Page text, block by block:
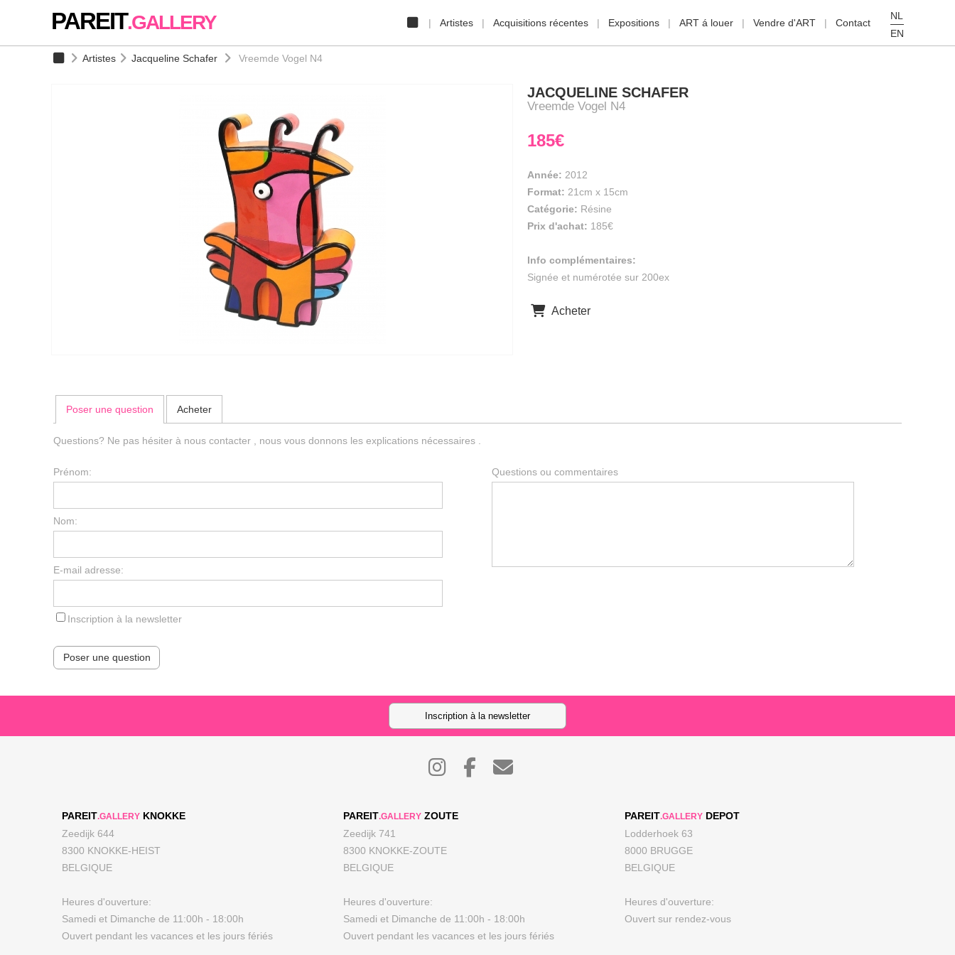
NL
EN
Artistes Acquisitions récentes Expositions ART á louer Vendre d'ART Contact
PAREIT.GALLERY
Artistes Jacqueline Schafer Vreemde Vogel N4
JACQUELINE SCHAFER
Vreemde Vogel N4
185€
Année: 2012
Format: 21cm x 15cm
Catégorie: Résine
Prix d'achat: 185€
Info complémentaires:
Signée et numérotée sur 200ex
Acheter
Poser une question Acheter
Questions? Ne pas hésiter à nous contacter , nous vous donnons les explications nécessaires .
Prénom:
Nom:
E-mail adresse:
Inscription à la newsletter
Questions ou commentaires
Poser une question
Inscription à la newsletter
PAREIT.GALLERY KNOKKE
Zeedijk 644
8300 KNOKKE-HEIST
BELGIQUE
Heures d'ouverture:
Samedi et Dimanche de 11:00h - 18:00h
Ouvert pendant les vacances et les jours fériés
PAREIT.GALLERY ZOUTE
Zeedijk 741
8300 KNOKKE-ZOUTE
BELGIQUE
Heures d'ouverture:
Samedi et Dimanche de 11:00h - 18:00h
Ouvert pendant les vacances et les jours fériés
PAREIT.GALLERY DEPOT
Lodderhoek 63
8000 BRUGGE
BELGIQUE
Heures d'ouverture:
Ouvert sur rendez-vous